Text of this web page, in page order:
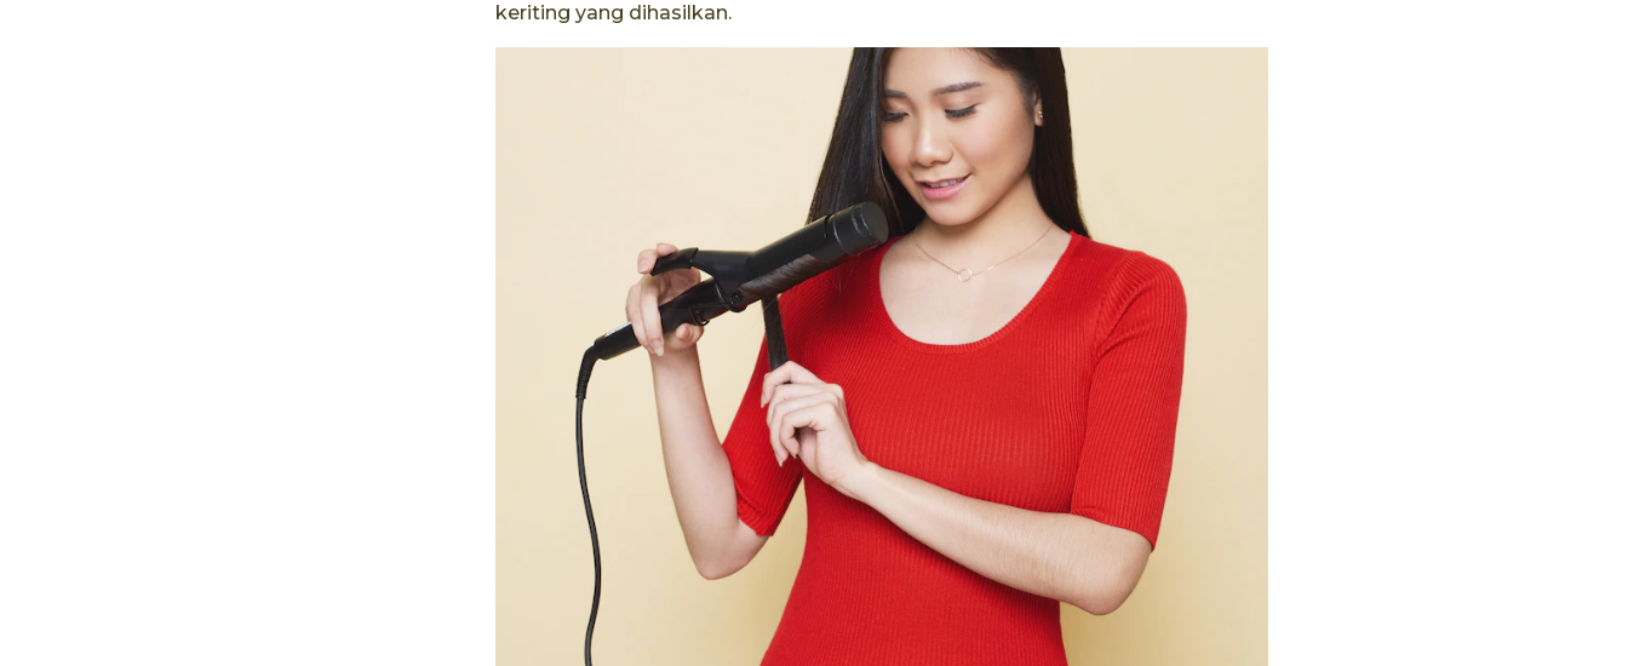
keriting yang dihasilkan.